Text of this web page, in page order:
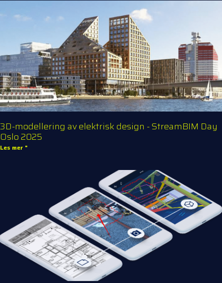
3D-modellering av elektrisk design - StreamBIM Day
Oslo 2025
Les mer "